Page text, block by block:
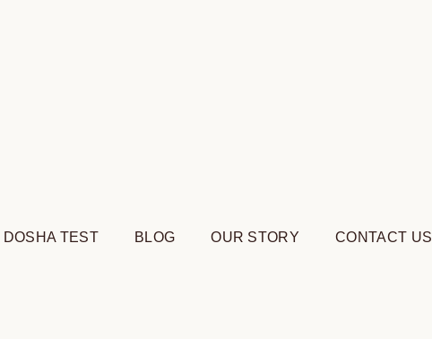
DOSHA TEST BLOG OUR STORY CONTACT US